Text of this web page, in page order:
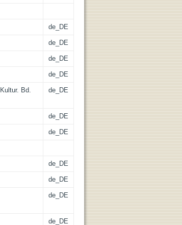
de_DE
de_DE
de_DE
de_DE
Bd.
de_DE
de_DE
de_DE
de_DE
de_DE
de_DE
de_DE